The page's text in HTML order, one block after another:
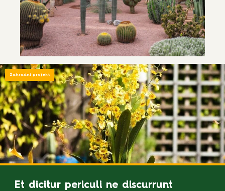
Et dicitur periculi ne discurrunt
Zahradní projekt